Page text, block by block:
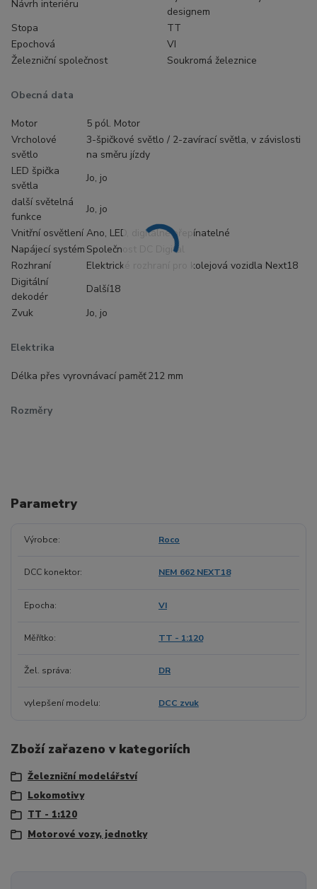
Obecná data
Návrh interiéru
designem
Stopa
TT
Epochová
VI
Železniční společnost
Soukromá železnice
Elektrika
Motor
5 pól. Motor
Vrcholové
světlo
3-špičkové světlo / 2-zavírací světla, v závislosti
na směru jízdy
LED špička
světla
Jo, jo
další světelná
funkce
Jo, jo
Vnitřní osvětlení Ano, LED, digitálně přepínatelné
Napájecí systém Společnost DC Digital
Rozhraní
Elektrické rozhraní pro kolejová vozidla Next18
Digitální
dekodér
Další18
Zvuk
Jo, jo
Rozměry
Délka přes vyrovnávací paměť212 mm
Parametry
Výrobce Roco
DCC konektor NEM 662 NEXT18
Epocha VI
Měřítko TT - 1:120
Žel. správa DR
vylepšení modelu DCC zvuk
Zboží zařazeno v kategoriích
Železniční modelářství
Lokomotivy
TT - 1:120
Motorové vozy, jednotky